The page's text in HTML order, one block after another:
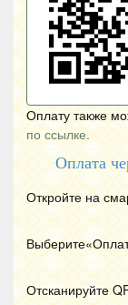
Оплату также
по ссылке.
Оплата
Откройте на
Отсканируйте